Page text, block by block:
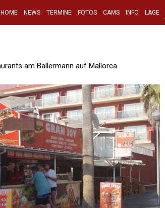
HOME NEWS TERMINE FOTOS CAMS INFO LAGE
am Ballermann auf Mallorca.